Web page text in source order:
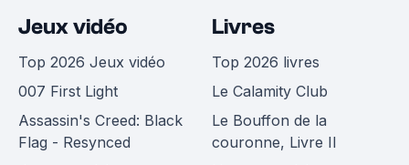
Jeux vidéo
Top 2026 Jeux vidéo
007 First Light
Assassin's Creed: Black
Flag - Resynced
Livres
Top 2026 livres
Le Calamity Club
Le Bouffon de la
couronne, Livre II